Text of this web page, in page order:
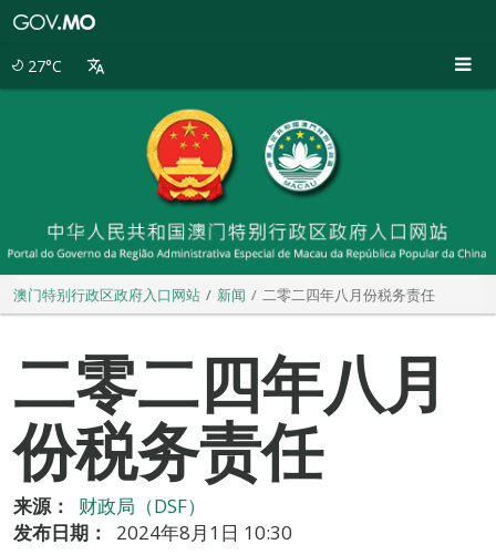
27°C
澳门特别行政区政府入口网站 新闻 二零二四年八月份税务责任
二零二四年八月
份税务责任
来源：
财政局（DSF）
发布日期：
2024年8月1日 10:30